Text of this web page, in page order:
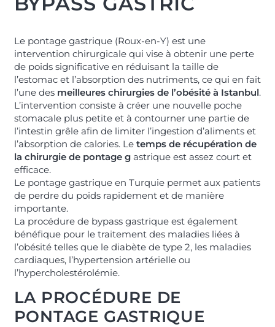
Le pontage gastrique (Roux-en-Y) est une
intervention chirurgicale qui vise à obtenir une perte
de poids significative en réduisant la taille de
l’estomac et l’absorption des nutriments, ce qui en fait
l’une des meilleures chirurgies de l’obésité à Istanbul.
L’intervention consiste à créer une nouvelle poche
stomacale plus petite et à contourner une partie de
l’intestin grêle afin de limiter l’ingestion d’aliments et
l’absorption de calories. Le temps de récupération de
la chirurgie de pontage gastrique est assez court et
efficace.
Le pontage gastrique en Turquie permet aux patients
de perdre du poids rapidement et de manière
importante.
La procédure de bypass gastrique est également
bénéfique pour le traitement des maladies liées à
l’obésité telles que le diabète de type 2, les maladies
cardiaques, l’hypertension artérielle ou
l’hypercholestérolémie.
LA PROCÉDURE DE
PONTAGE GASTRIQUE